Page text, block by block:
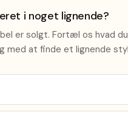
i noget lignende?
er solgt. Fortæl os hvad
med at finde et lignende